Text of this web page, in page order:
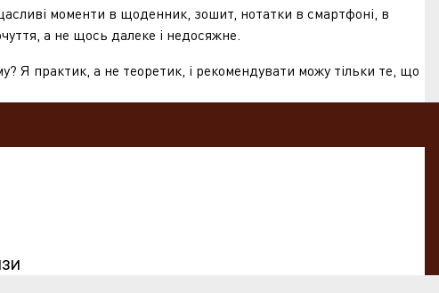
моменти в щоденник, зошит, нотатки в смартфоні, в
а не щось далеке і недосяжне.
практик, а не теоретик, і рекомендувати можу тільки те, що